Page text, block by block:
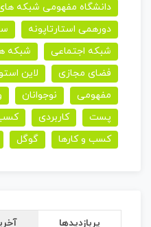
دانشگاه مفهومی شبکه
دورهمی استارتاپونه
شبکه اجتماعی
شبکه
فضای مجازی
لاین
مفهومی
نوجوانان
پست
کاربردی
کسب و کارها
گوگل
پربازدیدها